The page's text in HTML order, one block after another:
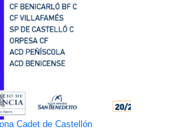
Cadet de Castellón